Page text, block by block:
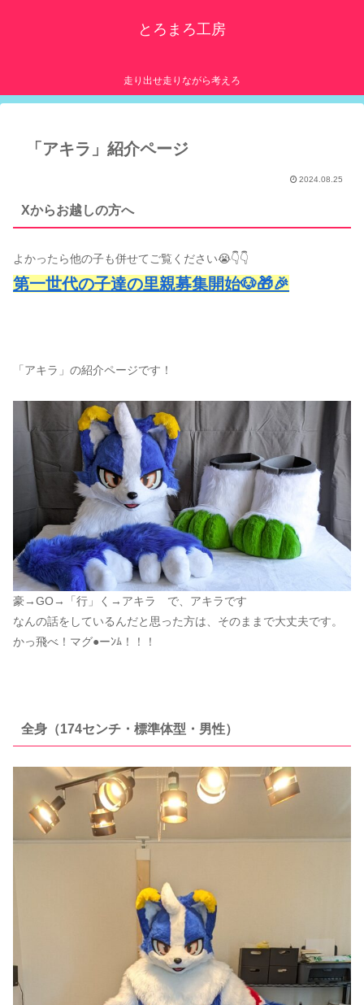
とろまろ工房
走り出せ走りながら考えろ
「アキラ」紹介ページ
2024.08.25
Xからお越しの方へ
よかったら他の子も併せてご覧ください😭👇👇
第一世代の子達の里親募集開始🐶🎁🎉
「アキラ」の紹介ページです！
豪→GO→「行」く→アキラ で、アキラです
なんの話をしているんだと思った方は、そのままで大丈夫です。
かっ飛べ！マグ●ーﾝﾑ！！！
全身（174センチ・標準体型・男性）